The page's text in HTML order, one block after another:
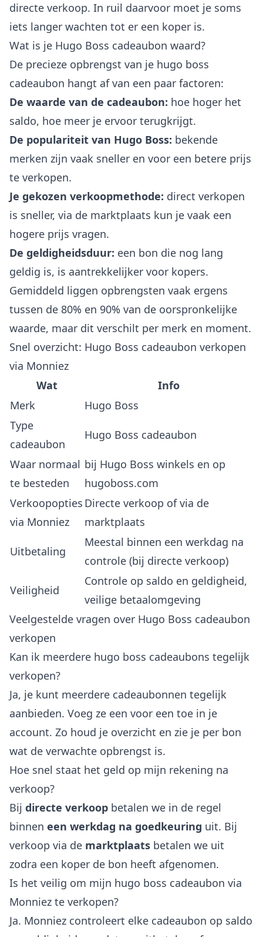
directe verkoop. In ruil daarvoor moet je soms
iets langer wachten tot er een koper is.
Wat is je Hugo Boss cadeaubon waard?
De precieze opbrengst van je hugo boss
cadeaubon hangt af van een paar factoren:
De waarde van de cadeaubon: hoe hoger het
saldo, hoe meer je ervoor terugkrijgt.
De populariteit van Hugo Boss: bekende
merken zijn vaak sneller en voor een betere prijs
te verkopen.
Je gekozen verkoopmethode: direct verkopen
is sneller, via de marktplaats kun je vaak een
hogere prijs vragen.
De geldigheidsduur: een bon die nog lang
geldig is, is aantrekkelijker voor kopers.
Gemiddeld liggen opbrengsten vaak ergens
tussen de 80% en 90% van de oorspronkelijke
waarde, maar dit verschilt per merk en moment.
Snel overzicht: Hugo Boss cadeaubon verkopen
via Monniez
Wat
Info
Merk
Hugo Boss
Type
cadeaubon
Hugo Boss cadeaubon
Waar normaal
te besteden
bij Hugo Boss winkels en op
hugoboss.com
Verkoopopties
via Monniez
Directe verkoop of via de
marktplaats
Uitbetaling
Meestal binnen een werkdag na
controle (bij directe verkoop)
Veiligheid
Controle op saldo en geldigheid,
veilige betaalomgeving
Veelgestelde vragen over Hugo Boss cadeaubon
verkopen
Kan ik meerdere hugo boss cadeaubons tegelijk
verkopen?
Ja, je kunt meerdere cadeaubonnen tegelijk
aanbieden. Voeg ze een voor een toe in je
account. Zo houd je overzicht en zie je per bon
wat de verwachte opbrengst is.
Hoe snel staat het geld op mijn rekening na
verkoop?
Bij directe verkoop betalen we in de regel
binnen een werkdag na goedkeuring uit. Bij
verkoop via de marktplaats betalen we uit
zodra een koper de bon heeft afgenomen.
Is het veilig om mijn hugo boss cadeaubon via
Monniez te verkopen?
Ja. Monniez controleert elke cadeaubon op saldo